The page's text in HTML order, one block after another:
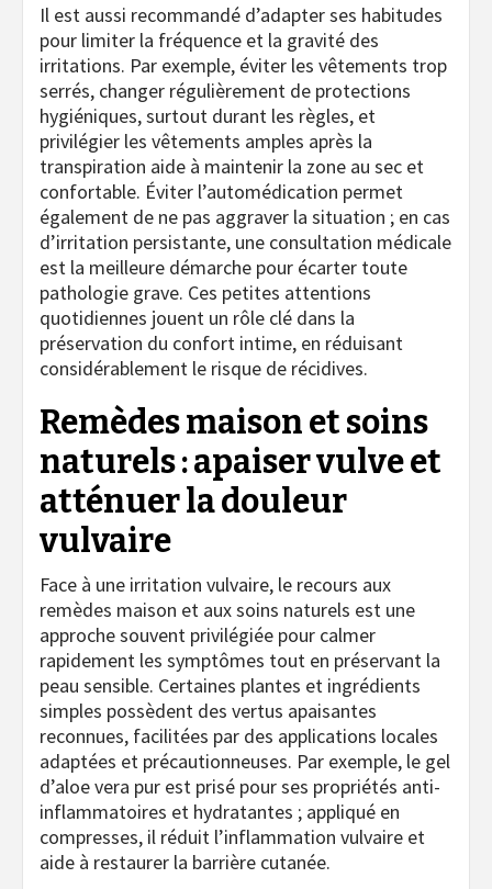
Il est aussi recommandé d’adapter ses habitudes
pour limiter la fréquence et la gravité des
irritations. Par exemple, éviter les vêtements trop
serrés, changer régulièrement de protections
hygiéniques, surtout durant les règles, et
privilégier les vêtements amples après la
transpiration aide à maintenir la zone au sec et
confortable. Éviter l’automédication permet
également de ne pas aggraver la situation ; en cas
d’irritation persistante, une consultation médicale
est la meilleure démarche pour écarter toute
pathologie grave. Ces petites attentions
quotidiennes jouent un rôle clé dans la
préservation du confort intime, en réduisant
considérablement le risque de récidives.
Remèdes maison et soins
naturels : apaiser vulve et
atténuer la douleur
vulvaire
Face à une irritation vulvaire, le recours aux
remèdes maison et aux soins naturels est une
approche souvent privilégiée pour calmer
rapidement les symptômes tout en préservant la
peau sensible. Certaines plantes et ingrédients
simples possèdent des vertus apaisantes
reconnues, facilitées par des applications locales
adaptées et précautionneuses. Par exemple, le gel
d’aloe vera pur est prisé pour ses propriétés anti-
inflammatoires et hydratantes ; appliqué en
compresses, il réduit l’inflammation vulvaire et
aide à restaurer la barrière cutanée.